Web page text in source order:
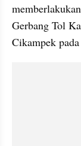
Gerbang Tol
Cikampek